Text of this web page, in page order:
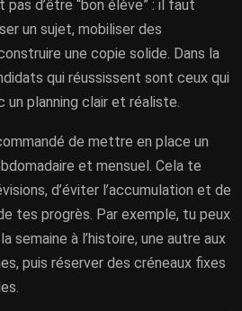
d’être “bon élève” : il faut
un sujet, mobiliser des
une copie solide. Dans la
qui réussissent sont ceux qui
planning clair et réaliste.
de mettre en place un
et mensuel. Cela te
d’éviter l’accumulation et de
tes progrès. Par exemple, tu peux
semaine à l’histoire, une autre aux
puis réserver des créneaux fixes